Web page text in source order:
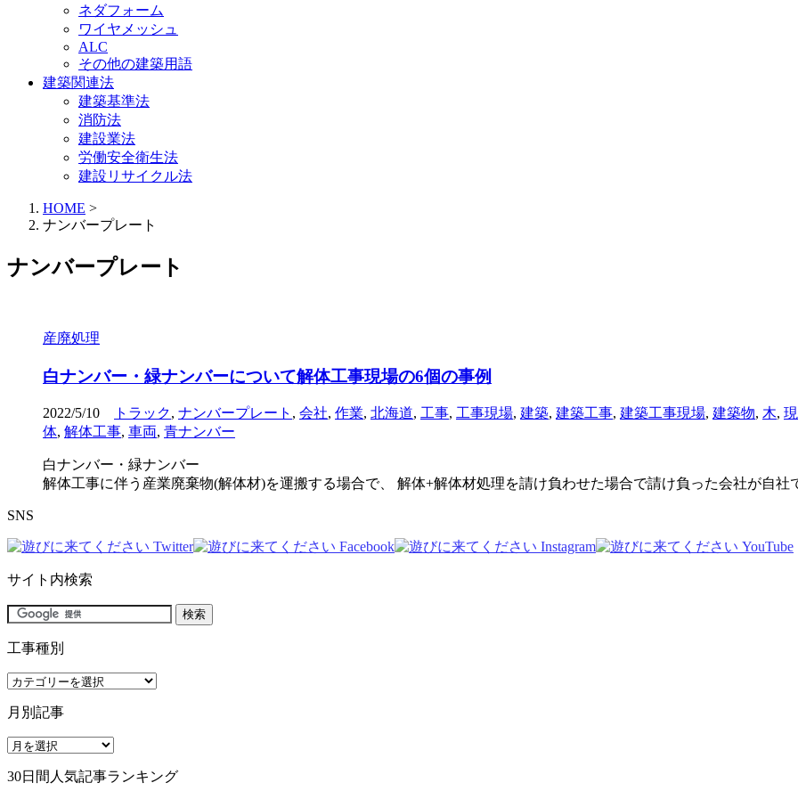
ネダフォーム
ワイヤメッシュ
ALC
その他の建築用語
建築関連法
建築基準法
消防法
建設業法
労働安全衛生法
建設リサイクル法
HOME >
ナンバープレート
ナンバープレート
産廃処理
白ナンバー・緑ナンバーについて解体工事現場の6個の事例
2022/5/10 トラック, ナンバープレート , 会社, 作業, 北海道, 工事, 工事現場, 建築, 建築工事, 建築工事現場, 建築物, 木,
体, 解体工事, 車両, 青ナンバー
白ナンバー・緑ナンバー
解体工事に伴う産業廃棄物(解体材)を運搬する場合で、 解体+解体材処理を請け負わせた場合で請け負った会社が自社
SNS
サイト内検索
工事種別
工
種
別
月別記事
月
記
30日間人気記事ランキング